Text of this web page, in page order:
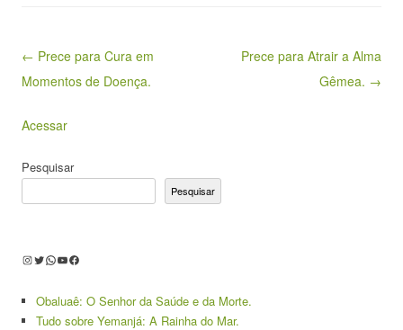
Post navigation
← Prece para Cura em
Momentos de Doença.
Prece para Atrair a Alma
Gêmea. →
Acessar
Pesquisar
Pesquisar
Instagram
Twitter
WhatsApp
Youtube
Facebook
Obaluaê: O Senhor da Saúde e da Morte.
Tudo sobre Yemanjá: A Rainha do Mar.